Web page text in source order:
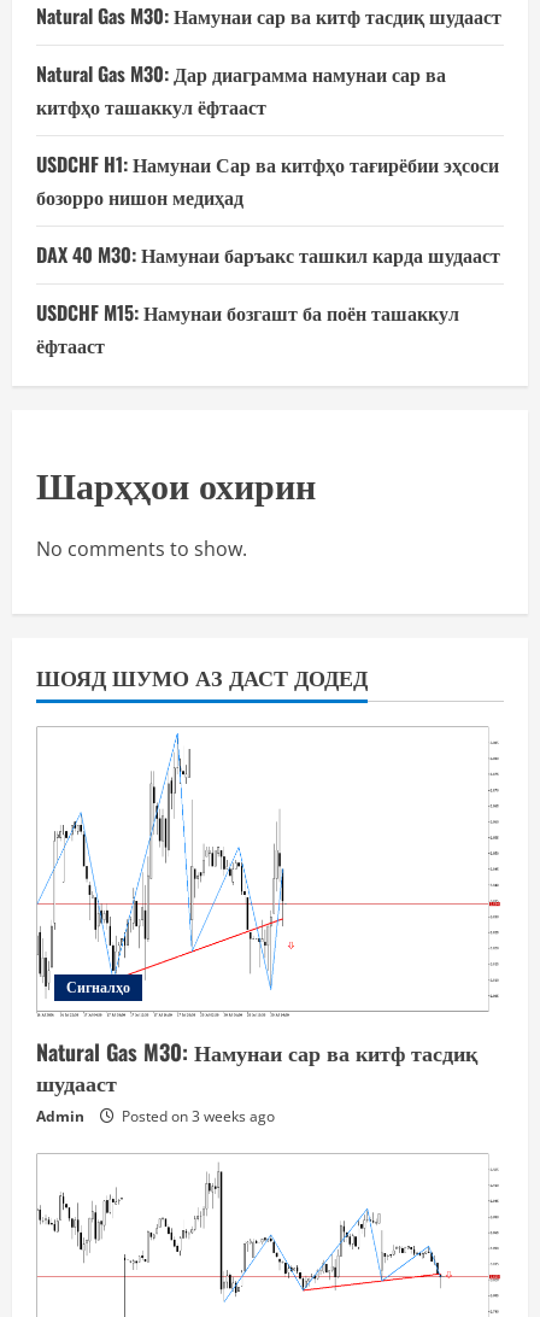
Natural Gas M30: Намунаи сар ва китф тасдиқ шудааст
Natural Gas M30: Дар диаграмма намунаи сар ва
китфҳо ташаккул ёфтааст
USDCHF H1: Намунаи Сар ва китфҳо тағирёбии эҳсоси
бозорро нишон медиҳад
DAX 40 M30: Намунаи баръакс ташкил карда шудааст
USDCHF M15: Намунаи бозгашт ба поён ташаккул
ёфтааст
Шарҳҳои охирин
No comments to show.
ШОЯД ШУМО АЗ ДАСТ ДОДЕД
Сигналҳо
Natural Gas M30: Намунаи сар ва китф тасдиқ
шудааст
Admin Posted on 3 weeks ago